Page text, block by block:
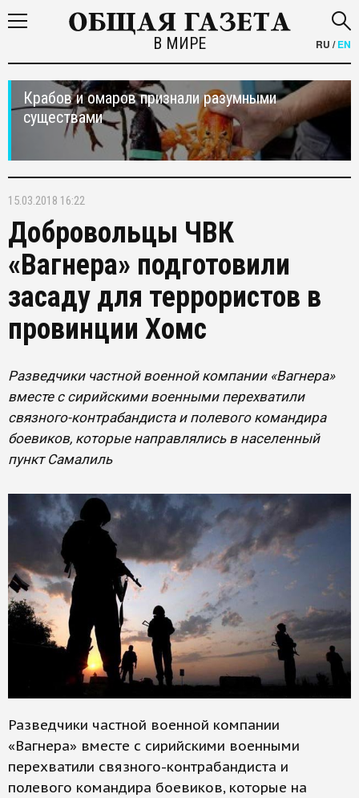
В МИРЕ RU /EN
Крабов и омаров признали разумными
существами
15.03.2018 16:22
Добровольцы ЧВК
«Вагнера» подготовили
засаду для террористов в
провинции Хомс
Разведчики частной военной компании «Вагнера»
вместе с сирийскими военными перехватили
связного-контрабандиста и полевого командира
боевиков, которые направлялись в населенный
пункт Самалиль
Разведчики частной военной компании
«Вагнера» вместе с сирийскими военными
перехватили связного-контрабандиста и
полевого командира боевиков, которые на